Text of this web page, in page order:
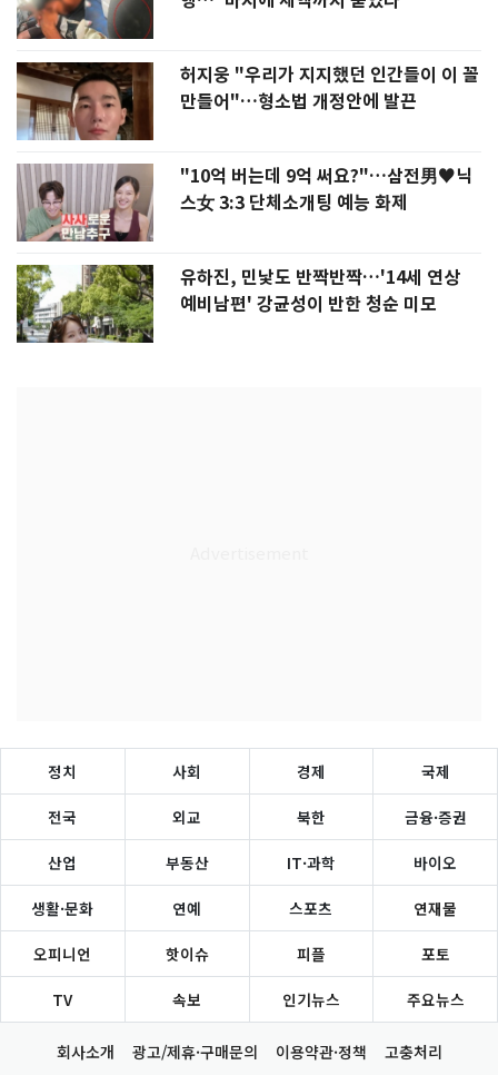
허지웅 "우리가 지지했던 인간들이 이 꼴
만들어"…형소법 개정안에 발끈
"10억 버는데 9억 써요?"…삼전男♥닉
스女 3:3 단체소개팅 예능 화제
유하진, 민낯도 반짝반짝…'14세 연상
예비남편' 강균성이 반한 청순 미모
정치 사회 경제 국제
전국 외교 북한 금융·증권
산업 부동산 IT·과학 바이오
생활·문화 연예 스포츠 연재물
오피니언 핫이슈 피플 포토
TV 속보 인기뉴스 주요뉴스
회사소개 광고/제휴·구매문의 이용약관·정책 고충처리